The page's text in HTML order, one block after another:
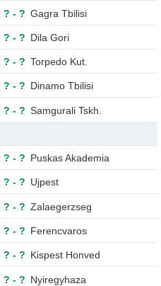
? -? Gagra Tbilisi
? -? Dila Gori
? -? Torpedo Kut.
? -? Dinamo Tbilisi
? -? Samgurali Tskh.
? -? Puskas Akademia
? -? Ujpest
? -? Zalaegerzseg
? -? Ferencvaros
? -? Kispest Honved
? -? Nyiregyhaza